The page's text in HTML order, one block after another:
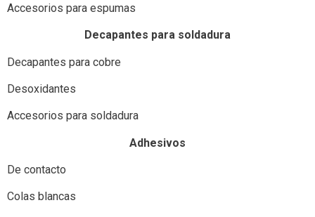
Accesorios para espumas
Decapantes para soldadura
Decapantes para cobre
Desoxidantes
Accesorios para soldadura
Adhesivos
De contacto
Colas blancas